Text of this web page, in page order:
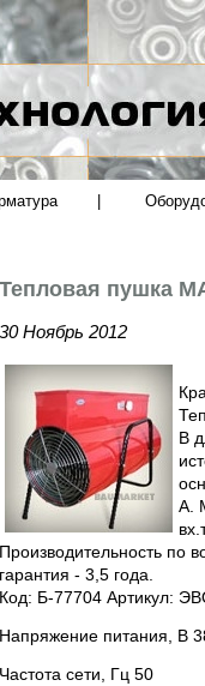
Тепловая пушка
30 Ноябрь 2012
В
А.
Производительность по
гарантия - 3,5 года.
Код: Б-77704 Артикул:
Напряжение питания, В
Частота сети, Гц 50